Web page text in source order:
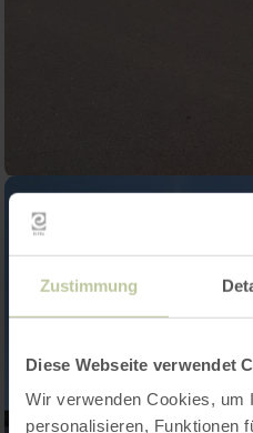
Zustimmung
Diese Webseite verwendet
Wir verwenden Cookies, um
personalisieren, Funktionen